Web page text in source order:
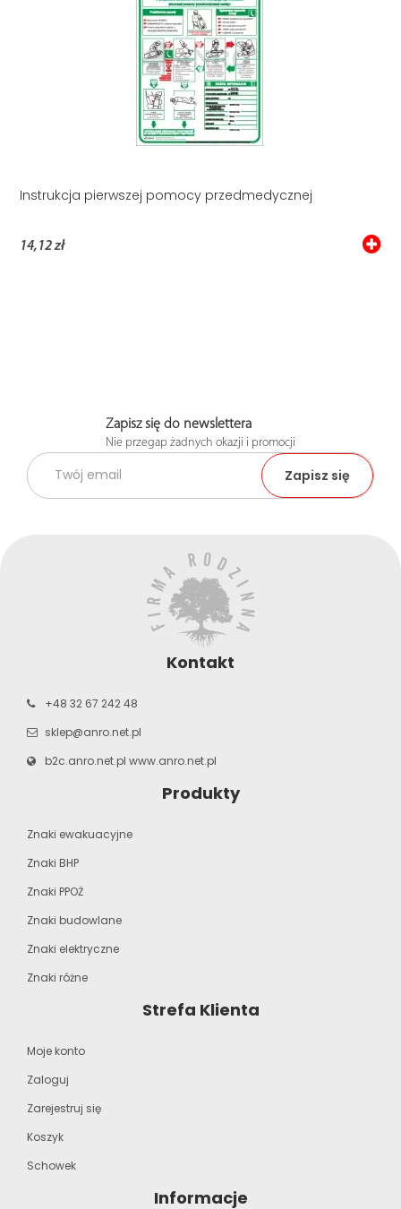
Instrukcja pierwszej pomocy przedmedycznej
14,12 zł
Zapisz się do newslettera
Nie przegap żadnych okazji i promocji
Kontakt
+48 32 67 242 48
sklep@anro.net.pl
b2c.anro.net.pl www.anro.net.pl
Produkty
Znaki ewakuacyjne
Znaki BHP
Znaki PPOŻ
Znaki budowlane
Znaki elektryczne
Znaki różne
Strefa Klienta
Moje konto
Zaloguj
Zarejestruj się
Koszyk
Schowek
Informacje